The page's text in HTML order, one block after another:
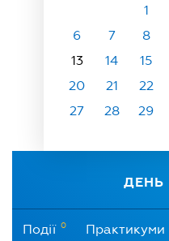
1
6
7 8
13
14 15
20
21 22
27
28 29
ДЕНЬ
Події 0 Практикуми